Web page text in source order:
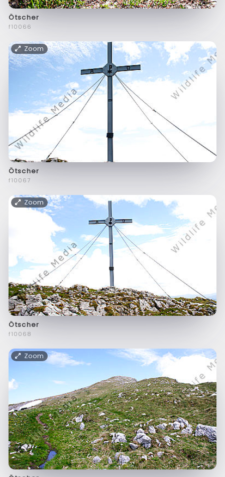
Ötscher
f10066
Zoom
Ötscher
f10067
Zoom
Ötscher
f10068
Zoom